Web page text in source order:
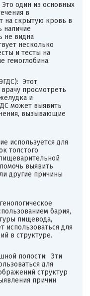
один из основных
в
на скрытую кровь в
наличие
не видна
несколько
и тесты на
гемоглобина.
Этот
просмотреть
и
может выявить
вызывающие
используется для
толстого
выявить
другие причины
бария,
пищевода,
для
в структуре.
полости: Эти
для
структур
причин